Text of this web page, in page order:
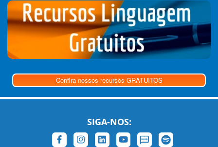
Confira nossos recursos GRATUITOS
SIGA-NOS: